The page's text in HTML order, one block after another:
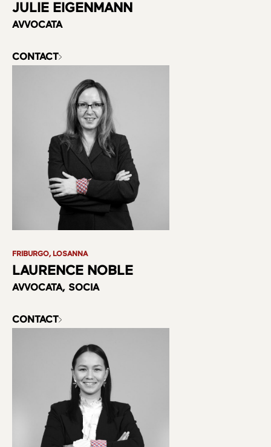
JULIE EIGENMANN
AVVOCATA
CONTACT
FRIBURGO, LOSANNA
LAURENCE NOBLE
AVVOCATA, SOCIA
CONTACT